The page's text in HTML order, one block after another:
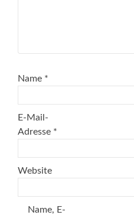
Name *
E-Mail-
Adresse *
Website
Name, E-